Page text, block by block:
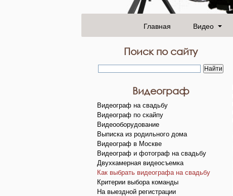
Главная Видео
Поиск по сайту
Видеограф
Видеограф на свадьбу
Видеограф по скайпу
Видеооборудование
Выписка из родильного дома
Видеограф в Москве
Видеограф и фотограф на свадьбу
Двухкамерная видеосъемка
Как выбрать видеографа на свадьбу
Критерии выбора команды
На выездной регистрации